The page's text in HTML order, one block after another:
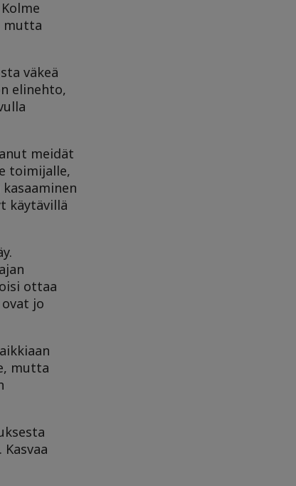
mutta
väkeä
elinehto,
meidät
toimijalle,
käytävillä
ottaa
jo
mutta